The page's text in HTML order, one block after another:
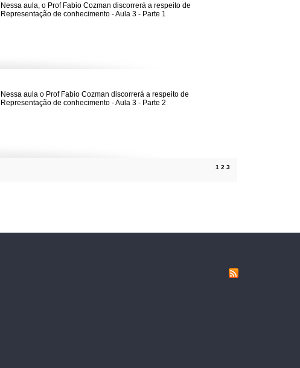
Nessa aula, o Prof Fabio Cozman discorrerá a respeito de
Representação de conhecimento - Aula 3 - Parte 1
Nessa aula o Prof Fabio Cozman discorrerá a respeito de
Representação de conhecimento - Aula 3 - Parte 2
1 2 3